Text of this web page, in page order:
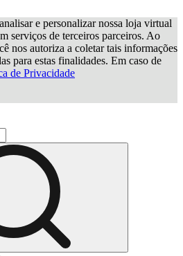
e personalizar nossa loja virtual
serviços de terceiros parceiros. Ao
nos autoriza a coletar tais informações
para estas finalidades. Em caso de
de Privacidade